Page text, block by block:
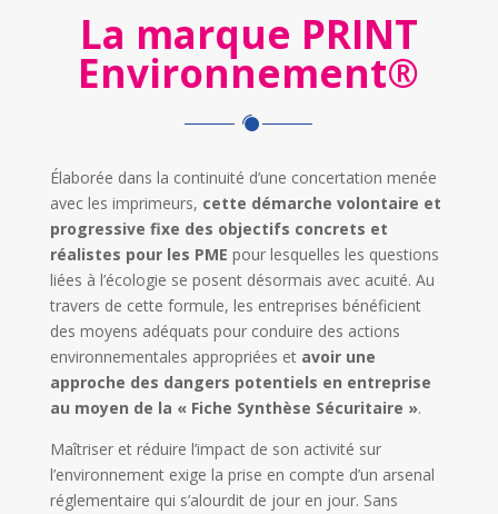
La marque PRINT
Environnement®
Élaborée dans la continuité d’une concertation menée
avec les imprimeurs, cette démarche volontaire et
progressive fixe des objectifs concrets et
réalistes pour les PME pour lesquelles les questions
liées à l’écologie se posent désormais avec acuité. Au
travers de cette formule, les entreprises bénéficient
des moyens adéquats pour conduire des actions
environnementales appropriées et avoir une
approche des dangers potentiels en entreprise
au moyen de la « Fiche Synthèse Sécuritaire ».
Maîtriser et réduire l’impact de son activité sur
l’environnement exige la prise en compte d’un arsenal
réglementaire qui s’alourdit de jour en jour. Sans